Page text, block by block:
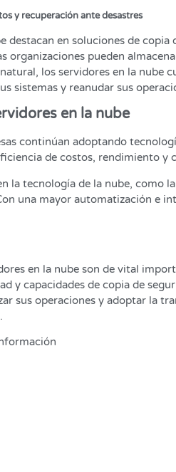
y recuperación ante desastres
destacan en soluciones de
organizaciones pueden
los servidores en la nube
sistemas y reanudar sus
en la nube
continúan adoptando
de costos, rendimiento y
la tecnología de la nube, como
una mayor automatización e
en la nube son de vital
y capacidades de copia de
sus operaciones y adoptar la